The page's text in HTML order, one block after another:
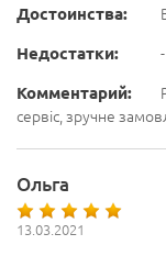
Достоинства:
Недостатки:
-
Комментарий:
сервіс, зручне
Ольга
13.03.2021